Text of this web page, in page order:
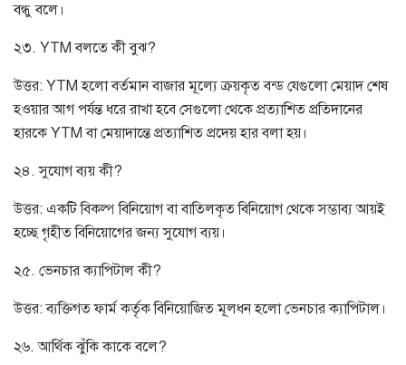
বন্ধু বলে।
২৩. YTM বলতে কী বুঝ?
উত্তর: YTM হলো বর্তমান বাজার মূল্যে ক্রয়কৃত বন্ড যেগুলো মেয়াদ শেষ
হওয়ার আগ পর্যন্ত ধরে রাখা হবে সেগুলো থেকে প্রত্যাশিত প্রতিদানের
হারকে YTM বা মেয়াদান্তে প্রত্যাশিত প্রদেয় হার বলা হয়।
২৪. সুযোগ ব্যয় কী?
উত্তর: একটি বিকল্প বিনিয়োগ বা বাতিলকৃত বিনিয়োগ থেকে সম্ভাব্য আয়ই
হচ্ছে গৃহীত বিনিয়োগের জন্য সুযোগ ব্যয়।
২৫. ভেনচার ক্যাপিটাল কী?
উত্তর: ব্যক্তিগত ফার্ম কর্তৃক বিনিয়োজিত মূলধন হলো ভেনচার ক্যাপিটাল।
২৬. আর্থিক ঝুঁকি কাকে বলে?